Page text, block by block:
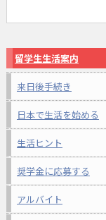
留学生生活案内
来日後手続き
日本で生活を始める
生活ヒント
奨学金に応募する
アルバイト